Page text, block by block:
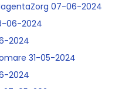
07-06-2024
06-2024
2024
31-05-2024
2024